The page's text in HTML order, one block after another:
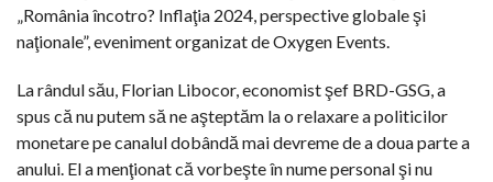
„România încotro? Inflaţia 2024, perspective globale şi
naţionale”, eveniment organizat de Oxygen Events.
La rândul său, Florian Libocor, economist şef BRD-GSG, a
spus că nu putem să ne aşteptăm la o relaxare a politicilor
monetare pe canalul dobândă mai devreme de a doua parte a
anului. El a menţionat că vorbeşte în nume personal şi nu